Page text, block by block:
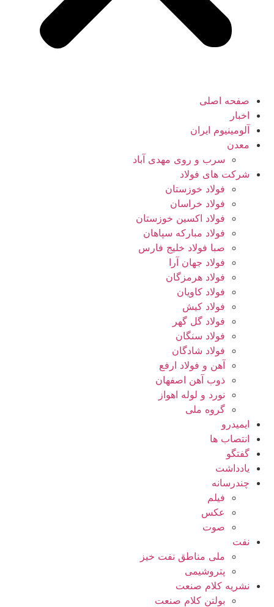
صفحه اصلی
اخبار
آلومینیوم ایران
معدن
سرب و روی مهدی آباد
شرکت های فولاد
فولاد خوزستان
فولاد خراسان
فولاد اکسین خوزستان
فولاد مبارکه سپاهان
صبا فولاد خلیج فارس
فولاد جهان آرا
فولاد هرمزگان
فولاد کاویان
فولاد کیش
فولاد گل گهر
فولاد سنگان
فولاد شادگان
آهن و فولاد ارفع
ذوب آهن اصفهان
نورد و لوله اهواز
گروه ملی
ایمیدرو
انتصاب ها
گفتگو
یادداشت
چندرسانه
فیلم
عکس
صوت
نفت
ملی مناطق نفت خیز
پتروشیمی
نشریه کلام صنعت
بولتن کلام صنعت